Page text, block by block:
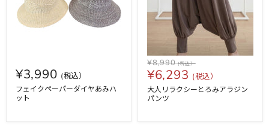
¥3,990
フェイクペーパーダイヤあみハ
ット
¥8,990
¥6,293
大人リラクシーとろみアラジン
パンツ